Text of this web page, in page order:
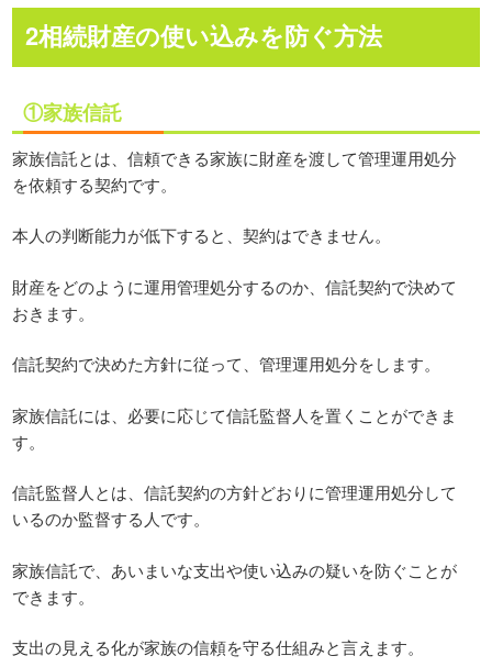
2相続財産の使い込みを防ぐ方法
①家族信託
家族信託とは、信頼できる家族に財産を渡して管理運用処分
を依頼する契約です。
本人の判断能力が低下すると、契約はできません。
財産をどのように運用管理処分するのか、信託契約で決めて
おきます。
信託契約で決めた方針に従って、管理運用処分をします。
家族信託には、必要に応じて信託監督人を置くことができま
す。
信託監督人とは、信託契約の方針どおりに管理運用処分して
いるのか監督する人です。
家族信託で、あいまいな支出や使い込みの疑いを防ぐことが
できます。
支出の見える化が家族の信頼を守る仕組みと言えます。